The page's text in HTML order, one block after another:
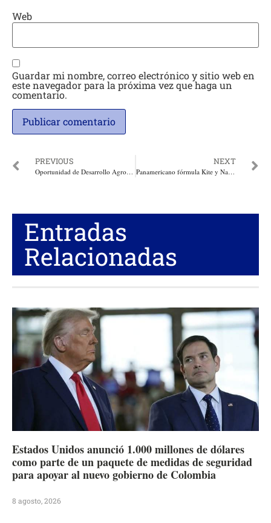
Web
Guardar mi nombre, correo electrónico y sitio web en
este navegador para la próxima vez que haga un
comentario.
PREVIOUS
Oportunidad de Desarrollo Agropecuario en la Sustitución de Cultivos. Por: Miguel Ángel Lacouture
NEXT
Panamericano fórmula Kite y Nacional de Kite Foil se toman las playas de la Marina Puerto Velero en Tubará
Entradas
Relacionadas
Estados Unidos anunció 1.000 millones de dólares
como parte de un paquete de medidas de seguridad
para apoyar al nuevo gobierno de Colombia
8 agosto, 2026